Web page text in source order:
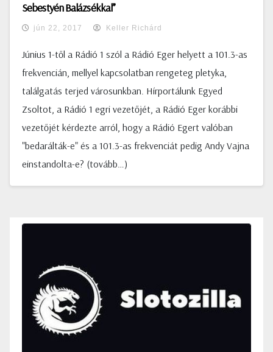
Sebestyén Balázsékkal”
jún 22, 2017 Keller Richárd
Június 1-től a Rádió 1 szól a Rádió Eger helyett a 101.3-as
frekvencián, mellyel kapcsolatban rengeteg pletyka,
találgatás terjed városunkban. Hírportálunk Egyed
Zsoltot, a Rádió 1 egri vezetőjét, a Rádió Eger korábbi
vezetőjét kérdezte arról, hogy a Rádió Egert valóban
"bedarálták-e" és a 101.3-as frekvenciát pedig Andy Vajna
einstandolta-e? (tovább…)